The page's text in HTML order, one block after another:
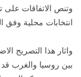
وتنص الاتفاقات على
انتخابات محلية وفق
واثار هذا التصريح
بين روسيا والغرب قد